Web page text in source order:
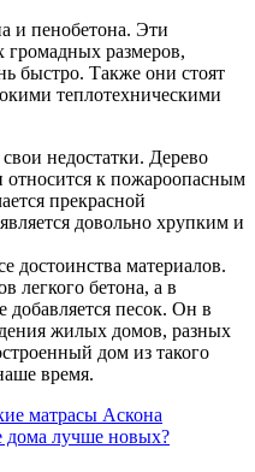
и пенобетона. Эти
громадных размеров,
быстро. Также они стоят
теплотехническими
недостатки. Дерево
относится к пожароопасным
прекрасной
довольно хрупким и
достоинства материалов.
легкого бетона, а в
добавляется песок. Он в
жилых домов, разных
дом из такого
время.
матрасы Аскона
дома лучше новых?